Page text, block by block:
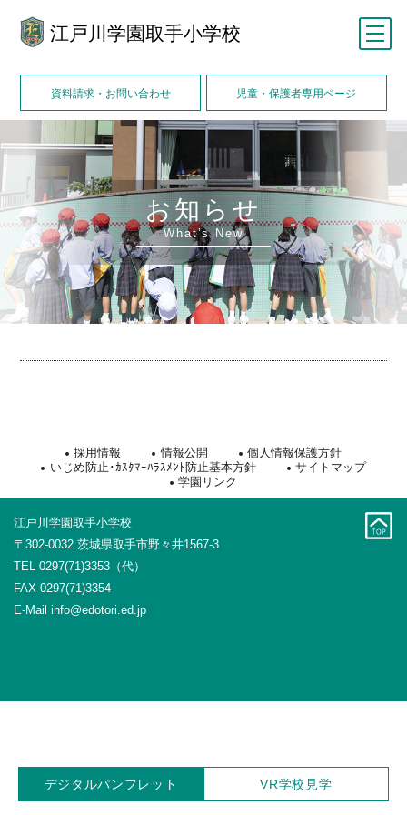
江戸川学園取手小学校
資料請求・お問い合わせ 児童・保護者専用ページ
お知らせ
What’s New
メニュー
デジタルパンフレット VR学校見学
江戸川学園取手小学校
〒302-0032 茨城県取手市野々井1567-3
TEL 0297(71)3353（代）
FAX 0297(71)3354
E-Mail info@edotori.ed.jp
採用情報 情報公開
個人情報保護方針
いじめ防止･ｶｽﾀﾏｰﾊﾗｽﾒﾝﾄ防止基本方針
サイトマップ
学園リンク